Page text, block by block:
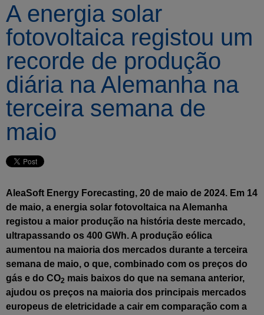
A energia solar
fotovoltaica registou um
recorde de produção
diária na Alemanha na
terceira semana de
maio
AleaSoft Energy Forecasting, 20 de maio de 2024. Em 14
de maio, a energia solar fotovoltaica na Alemanha
registou a maior produção na história deste mercado,
ultrapassando os 400 GWh. A produção eólica
aumentou na maioria dos mercados durante a terceira
semana de maio, o que, combinado com os preços do
gás e do CO2 mais baixos do que na semana anterior,
ajudou os preços na maioria dos principais mercados
europeus de eletricidade a cair em comparação com a